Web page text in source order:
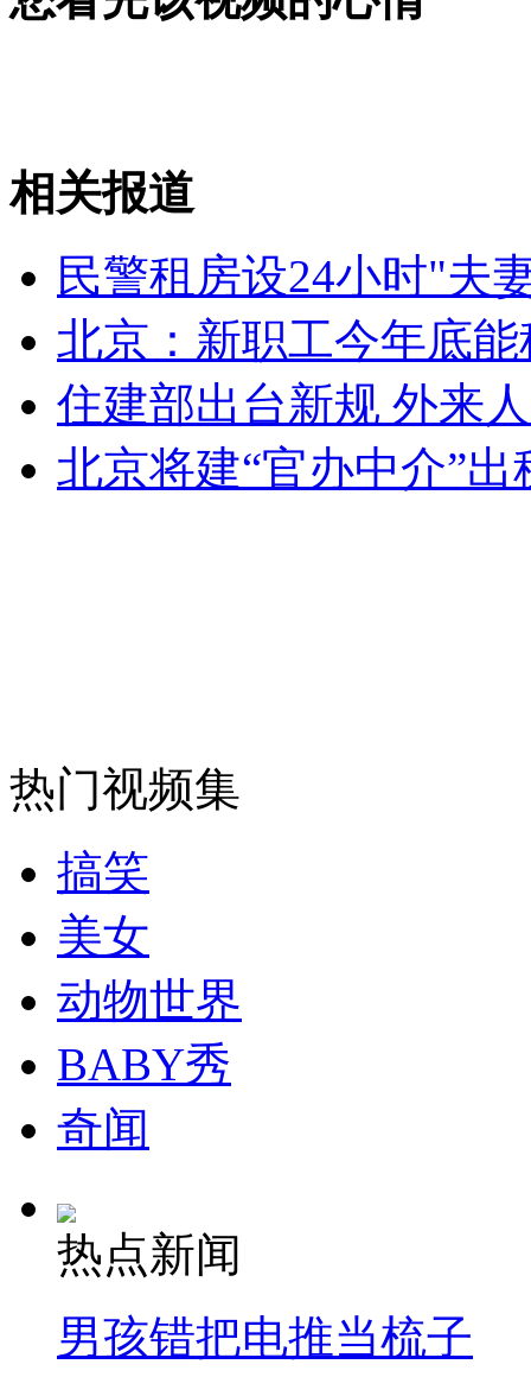
女孩北京地铁殴打老人 痛下狠手拳打脚踢
无痛分娩是否安全 医生回应
走！跟着总书记去植树
消防员救轻生者
纽约上演“枕头大战”
相关报道
民警租房设24小时"夫
北京：新职工今年底
住建部出台新规 外来
北京将建“官办中介”出
热门视频集
搞笑
美女
动物世界
BABY秀
奇闻
热点新闻
男孩错把电推当梳子